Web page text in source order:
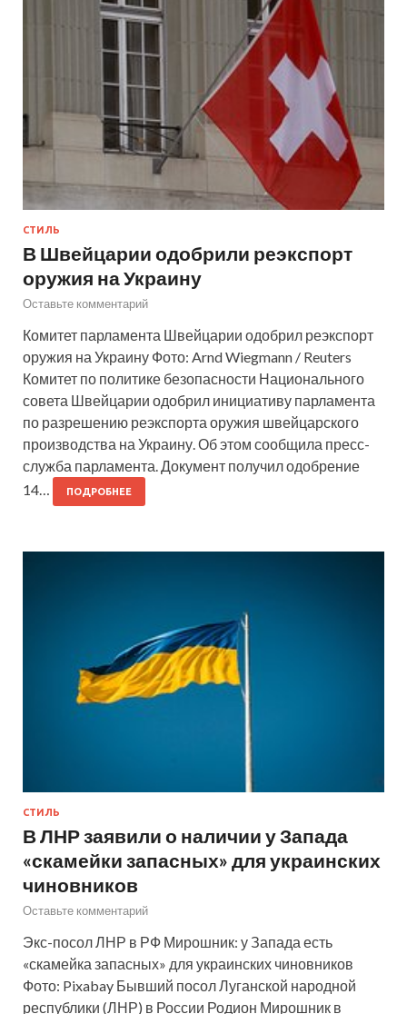
СТИЛЬ
В Швейцарии одобрили реэкспорт
оружия на Украину
Оставьте комментарий
Комитет парламента Швейцарии одобрил реэкспорт
оружия на Украину Фото: Arnd Wiegmann / Reuters
Комитет по политике безопасности Национального
совета Швейцарии одобрил инициативу парламента
по разрешению реэкспорта оружия швейцарского
производства на Украину. Об этом сообщила пресс-
служба парламента. Документ получил одобрение
14…
ПОДРОБНЕЕ
СТИЛЬ
В ЛНР заявили о наличии у Запада
«скамейки запасных» для украинских
чиновников
Оставьте комментарий
Экс-посол ЛНР в РФ Мирошник: у Запада есть
«скамейка запасных» для украинских чиновников
Фото: Pixabay Бывший посол Луганской народной
республики (ЛНР) в России Родион Мирошник в